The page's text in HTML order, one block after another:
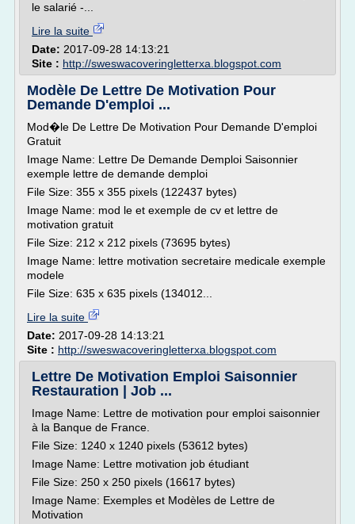
le salarié -...
Lire la suite
Date: 2017-09-28 14:13:21
Site : http://sweswacoveringletterxa.blogspot.com
Modèle De Lettre De Motivation Pour
Demande D'emploi ...
Mod�le De Lettre De Motivation Pour Demande D'emploi
Gratuit
Image Name: Lettre De Demande Demploi Saisonnier
exemple lettre de demande demploi
File Size: 355 x 355 pixels (122437 bytes)
Image Name: mod le et exemple de cv et lettre de
motivation gratuit
File Size: 212 x 212 pixels (73695 bytes)
Image Name: lettre motivation secretaire medicale exemple
modele
File Size: 635 x 635 pixels (134012...
Lire la suite
Date: 2017-09-28 14:13:21
Site : http://sweswacoveringletterxa.blogspot.com
Lettre De Motivation Emploi Saisonnier
Restauration | Job ...
Image Name: Lettre de motivation pour emploi saisonnier
à la Banque de France.
File Size: 1240 x 1240 pixels (53612 bytes)
Image Name: Lettre motivation job étudiant
File Size: 250 x 250 pixels (16617 bytes)
Image Name: Exemples et Modèles de Lettre de
Motivation